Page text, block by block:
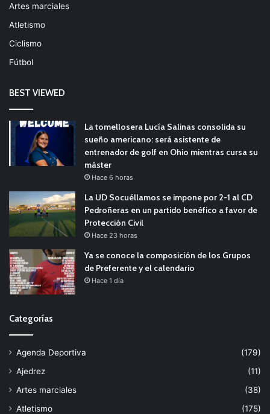
Artes marciales
Atletismo
Ciclismo
Fútbol
BEST VIEWED
La tomellosera Lucía Salinas consolida su
sueño americano: será asistente de
entrenador de golf en Ohio mientras cursa su
máster
Hace 6 horas
La UD Socuéllamos se impone por 2-1 al CD
Pedroñeras en un partido benéfico a favor de
Protección Civil
Hace 23 horas
Ya se conoce la composición de los Grupos
de Preferente y el calendario
Hace 1 día
Categorías
Agenda Deportiva
(179)
Ajedrez
(11)
Artes marciales
(38)
Atletismo
(175)